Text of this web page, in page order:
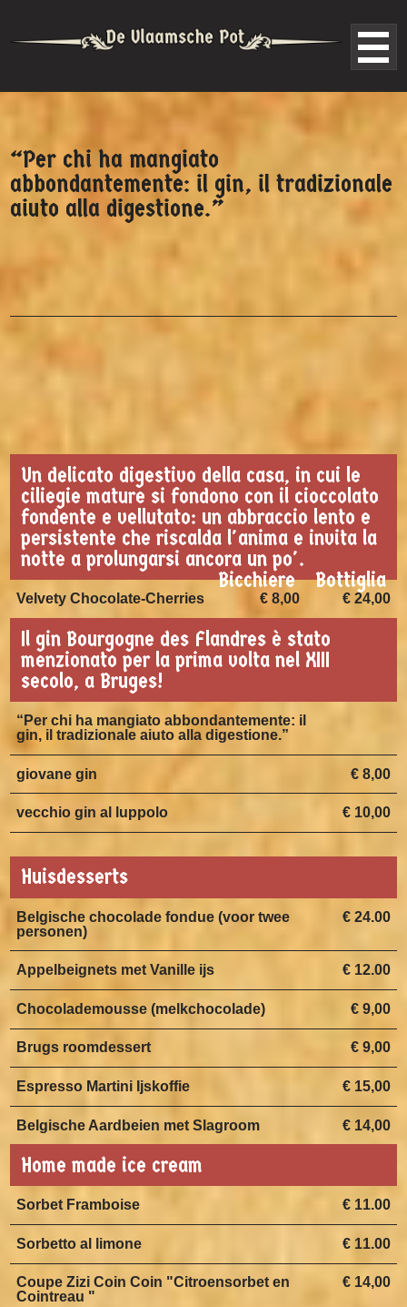
“Per chi ha mangiato
abbondantemente: il gin, il tradizionale
aiuto alla digestione.”
Un delicato digestivo della casa, in cui le
ciliegie mature si fondono con il cioccolato
fondente e vellutato: un abbraccio lento e
persistente che riscalda l'anima e invita la
notte a prolungarsi ancora un po'.
Bottiglia
Bicchiere
€ 24,00
€ 8,00
Velvety Chocolate-Cherries
Il gin Bourgogne des Flandres è stato
menzionato per la prima volta nel XIII
secolo, a Bruges!
“Per chi ha mangiato abbondantemente: il
gin, il tradizionale aiuto alla digestione.”
€ 8,00
giovane gin
€ 10,00
vecchio gin al luppolo
Huisdesserts
€ 24.00
Belgische chocolade fondue (voor twee
personen)
€ 12.00
Appelbeignets met Vanille ijs
€ 9,00
Chocolademousse (melkchocolade)
€ 9,00
Brugs roomdessert
€ 15,00
Espresso Martini Ijskoffie
€ 14,00
Belgische Aardbeien met Slagroom
Home made ice cream
€ 11.00
Sorbet Framboise
€ 11.00
Sorbetto al limone
€ 14,00
Coupe Zizi Coin Coin "Citroensorbet en
Cointreau "